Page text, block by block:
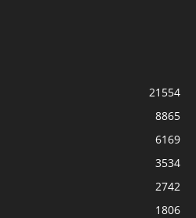
21554
8865
6169
3534
2742
1806